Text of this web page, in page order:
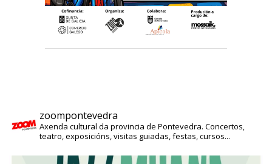
zoompontevedra
Axenda cultural da provincia de Pontevedra. Concertos,
teatro, exposicións, visitas guiadas, festas, cursos...